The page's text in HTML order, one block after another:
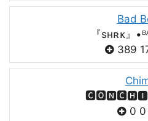
Bad
『sʜʀᴋ』
389
0 0